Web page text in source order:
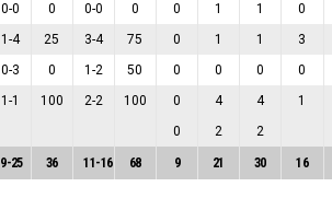
0-0 0 0-0 0 0 1 1 0
1 -4 25 3-4 75 0 1 1 3
0-3 0 1 -2 50 0 0 0 0
1 -1 100 2-2 100 0 4 4 1
0 2 2
9-25 36 11 -16 68 9 21 30 16